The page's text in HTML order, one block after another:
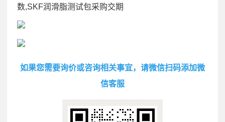
数,SKF润滑脂测试包采购交期
如果您需要询价或咨询相关事宜，请微信扫码添加微
信客服